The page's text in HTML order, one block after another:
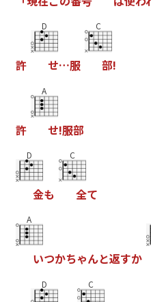
許
D
せ…服
C
部!
許
A
せ!服部
D
金も
C
全て
A
いつかちゃんと返すか
D C